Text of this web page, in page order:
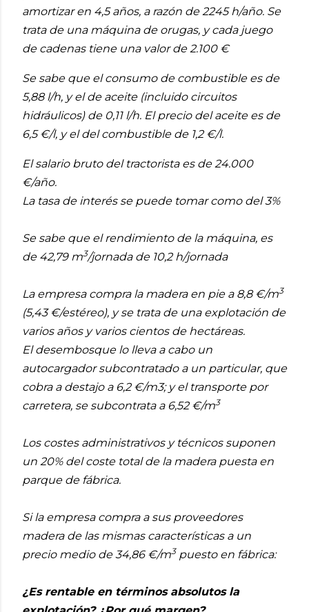
amortizar en 4,5 años, a razón de 2245 h/año. Se
trata de una máquina de orugas, y cada juego
de cadenas tiene una valor de 2.100 €
Se sabe que el consumo de combustible es de
5,88 l/h, y el de aceite (incluido circuitos
hidráulicos) de 0,11 l/h. El precio del aceite es de
6,5 €/l, y el del combustible de 1,2 €/l.
El salario bruto del tractorista es de 24.000
€/año.
La tasa de interés se puede tomar como del 3%
Se sabe que el rendimiento de la máquina, es
de 42,79 m3/jornada de 10,2 h/jornada
La empresa compra la madera en pie a 8,8 €/m3
(5,43 €/estéreo), y se trata de una explotación de
varios años y varios cientos de hectáreas.
El desembosque lo lleva a cabo un
autocargador subcontratado a un particular, que
cobra a destajo a 6,2 €/m3; y el transporte por
carretera, se subcontrata a 6,52 €/m3
Los costes administrativos y técnicos suponen
un 20% del coste total de la madera puesta en
parque de fábrica.
Si la empresa compra a sus proveedores
madera de las mismas características a un
precio medio de 34,86 €/m3 puesto en fábrica:
¿Es rentable en términos absolutos la